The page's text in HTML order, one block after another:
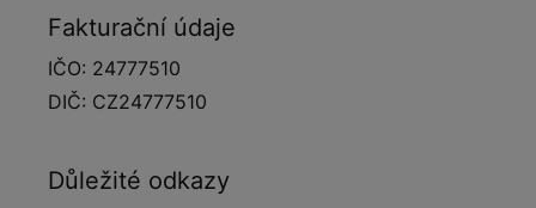
Fakturační údaje
IČO: 24777510
DIČ: CZ24777510
Důležité odkazy